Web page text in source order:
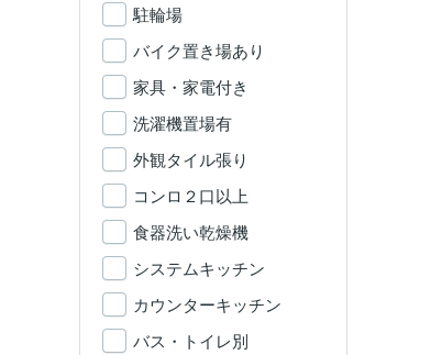
駐輪場
バイク置き場あり
家具・家電付き
洗濯機置場有
外観タイル張り
コンロ２口以上
食器洗い乾燥機
システムキッチン
カウンターキッチン
バス・トイレ別